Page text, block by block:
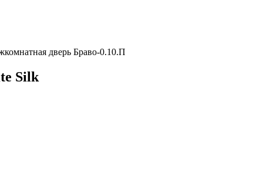
дверь Браво-0.10.П
Silk